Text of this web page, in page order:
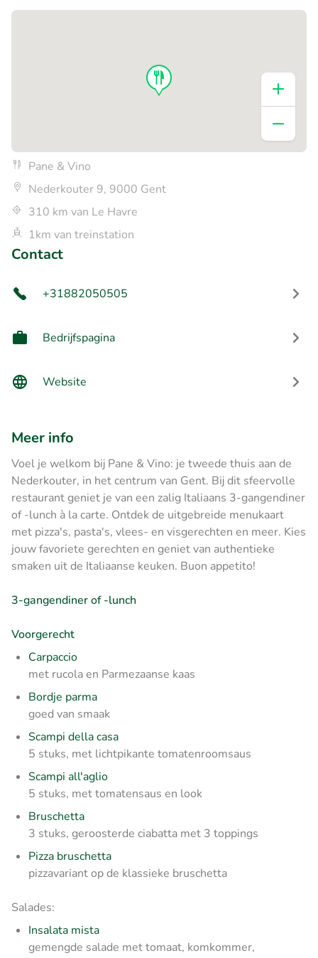
Pane & Vino
Nederkouter 9, 9000 Gent
310 km van Le Havre
1km van treinstation
Contact
+31882050505
Bedrijfspagina
Website
Meer info
Voel je welkom bij Pane & Vino: je tweede thuis aan de
Nederkouter, in het centrum van Gent. Bij dit sfeervolle
restaurant geniet je van een zalig Italiaans 3-gangendiner
of -lunch à la carte. Ontdek de uitgebreide menukaart
met pizza's, pasta's, vlees- en visgerechten en meer. Kies
jouw favoriete gerechten en geniet van authentieke
smaken uit de Italiaanse keuken. Buon appetito!
3-gangendiner of -lunch
Voorgerecht
Carpaccio
met rucola en Parmezaanse kaas
Bordje parma
goed van smaak
Scampi della casa
5 stuks, met lichtpikante tomatenroomsaus
Scampi all'aglio
5 stuks, met tomatensaus en look
Bruschetta
3 stuks, geroosterde ciabatta met 3 toppings
Pizza bruschetta
pizzavariant op de klassieke bruschetta
Salades:
Insalata mista
gemengde salade met tomaat, komkommer,